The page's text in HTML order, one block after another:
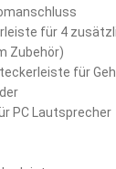
für 4
Zubehör)
für
PC Lautsprecher